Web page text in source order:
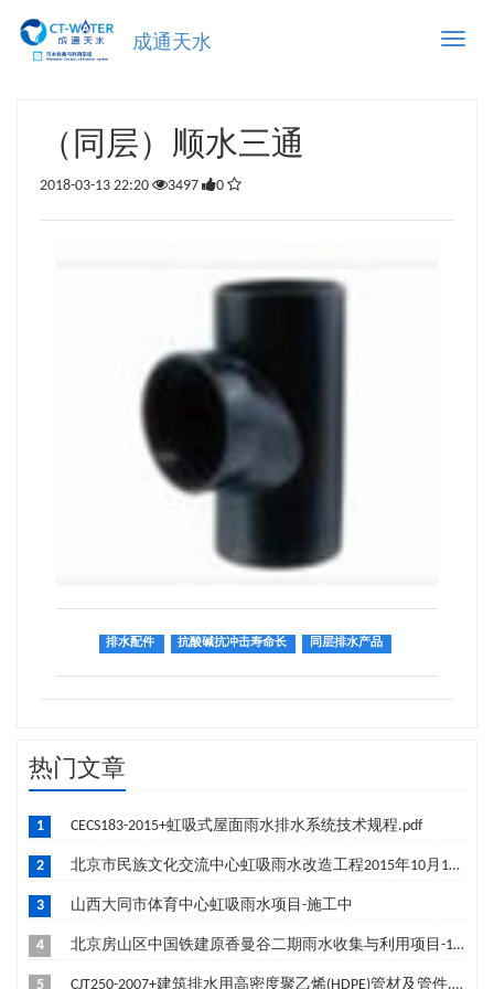
Toggle
成通天水
（同层）顺水三通
2018-03-13 22:20 3497 0
排水配件 抗酸碱抗冲击寿命长 同层排水产品
热门文章
1 CECS183-2015+虹吸式屋面雨水排水系统技术规程.pdf
2 北京市民族文化交流中心虹吸雨水改造工程2015年10月19日成功签约-筹建中
3 山西大同市体育中心虹吸雨水项目-施工中
4 北京房山区中国铁建原香曼谷二期雨水收集与利用项目-10月竣工
5 CJT250-2007+建筑排水用高密度聚乙烯(HDPE)管材及管件.pdf